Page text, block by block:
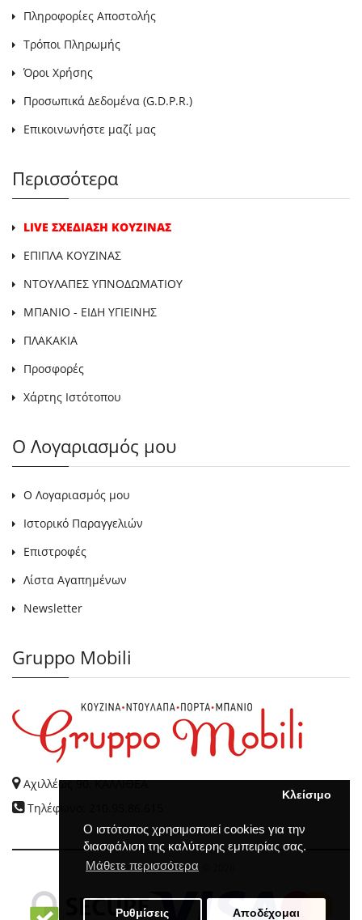
Ο ιστότοπος χρησιμοποιεί cookies για την
διασφάλιση της καλύτερης εμπειρίας σας.
Μάθετε περισσότερα
Κλείσιμο
Ρυθμίσεις Αποδέχομαι
Πληροφορίες Αποστολής
Τρόποι Πληρωμής
Όροι Χρήσης
Προσωπικά Δεδομένα (G.D.P.R.)
Επικοινωνήστε μαζί μας
Περισσότερα
LIVE ΣΧΕΔΙΑΣΗ ΚΟΥΖΙΝΑΣ
ΕΠΙΠΛΑ ΚΟΥΖΙΝΑΣ
ΝΤΟΥΛΑΠΕΣ ΥΠΝΟΔΩΜΑΤΙΟΥ
ΜΠΑΝΙΟ - ΕΙΔΗ ΥΓΙΕΙΝΗΣ
ΠΛΑΚΑΚΙΑ
Προσφορές
Χάρτης Ιστότοπου
Ο Λογαριασμός μου
Ο Λογαριασμός μου
Ιστορικό Παραγγελιών
Επιστροφές
Λίστα Αγαπημένων
Newsletter
Gruppo Mobili
Αχιλλέως 90, ΚΑΛΛΙΘΕΑ
Τηλέφωνο: 210.95.86.615
GRUPPO MOBILI